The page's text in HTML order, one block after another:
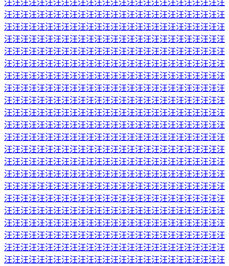
汪汪汪汪汪汪汪汪汪汪汪汪汪汪汪汪汪汪汪汪汪汪汪汪汪汪汪
汪汪汪汪汪汪汪汪汪汪汪汪汪汪汪汪汪汪汪汪汪汪汪汪汪汪汪
汪汪汪汪汪汪汪汪汪汪汪汪汪汪汪汪汪汪汪汪汪汪汪汪汪汪汪
汪汪汪汪汪汪汪汪汪汪汪汪汪汪汪汪汪汪汪汪汪汪汪汪汪汪汪
汪汪汪汪汪汪汪汪汪汪汪汪汪汪汪汪汪汪汪汪汪汪汪汪汪汪汪
汪汪汪汪汪汪汪汪汪汪汪汪汪汪汪汪汪汪汪汪汪汪汪汪汪汪汪
汪汪汪汪汪汪汪汪汪汪汪汪汪汪汪汪汪汪汪汪汪汪汪汪汪汪汪
汪汪汪汪汪汪汪汪汪汪汪汪汪汪汪汪汪汪汪汪汪汪汪汪汪汪汪
汪汪汪汪汪汪汪汪汪汪汪汪汪汪汪汪汪汪汪汪汪汪汪汪汪汪汪
汪汪汪汪汪汪汪汪汪汪汪汪汪汪汪汪汪汪汪汪汪汪汪汪汪汪汪
汪汪汪汪汪汪汪汪汪汪汪汪汪汪汪汪汪汪汪汪汪汪汪汪汪汪汪
汪汪汪汪汪汪汪汪汪汪汪汪汪汪汪汪汪汪汪汪汪汪汪汪汪汪汪
汪汪汪汪汪汪汪汪汪汪汪汪汪汪汪汪汪汪汪汪汪汪汪汪汪汪汪
汪汪汪汪汪汪汪汪汪汪汪汪汪汪汪汪汪汪汪汪汪汪汪汪汪汪汪
汪汪汪汪汪汪汪汪汪汪汪汪汪汪汪汪汪汪汪汪汪汪汪汪汪汪汪
汪汪汪汪汪汪汪汪汪汪汪汪汪汪汪汪汪汪汪汪汪汪汪汪汪汪汪
汪汪汪汪汪汪汪汪汪汪汪汪汪汪汪汪汪汪汪汪汪汪汪汪汪汪汪
汪汪汪汪汪汪汪汪汪汪汪汪汪汪汪汪汪汪汪汪汪汪汪汪汪汪汪
汪汪汪汪汪汪汪汪汪汪汪汪汪汪汪汪汪汪汪汪汪汪汪汪汪汪汪
汪汪汪汪汪汪汪汪汪汪汪汪汪汪汪汪汪汪汪汪汪汪汪汪汪汪汪
汪汪汪汪汪汪汪汪汪汪汪汪汪汪汪汪汪汪汪汪汪汪汪汪汪汪汪
汪汪汪汪汪汪汪汪汪汪汪汪汪汪汪汪汪汪汪汪汪汪汪汪汪汪汪